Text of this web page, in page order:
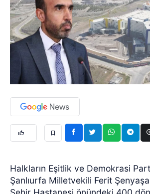
Halkların Eşitlik ve Demokrasi
Şanlıurfa Milletvekili Ferit